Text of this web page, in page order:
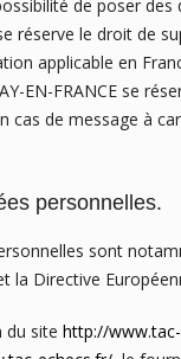
de poser des
réserve le droit de
applicable en
EN-FRANCE se
cas de message à
personnelles.
sont
la Directive
du site http://